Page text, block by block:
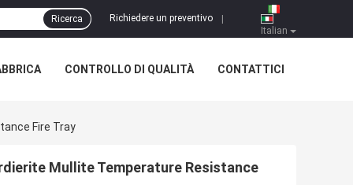
Italian
Richiedere un preventivo
Ricerca
CONTROLLO DI QUALITÀ CONTATTICI
Fire Tray
Mullite Temperature Resistance